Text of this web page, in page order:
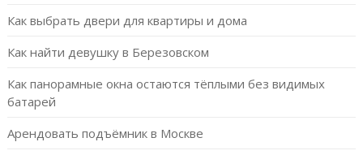
Как выбрать двери для квартиры и дома
Как найти девушку в Березовском
Как панорамные окна остаются тёплыми без видимых
батарей
Арендовать подъёмник в Москве